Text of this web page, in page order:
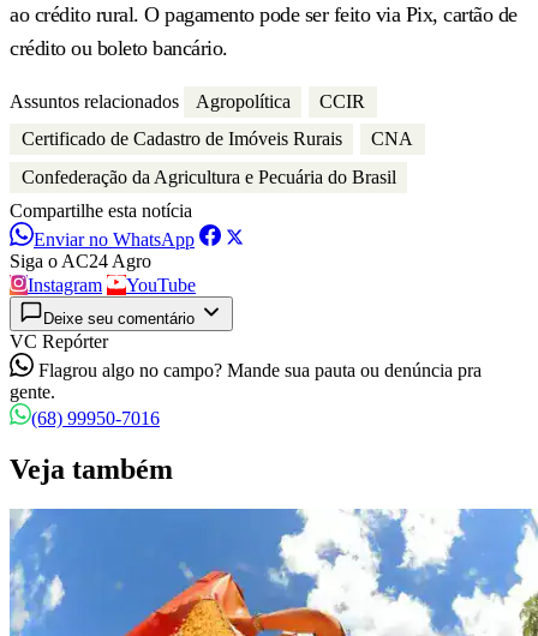
ao crédito rural. O pagamento pode ser feito via Pix, cartão de
crédito ou boleto bancário.
Assuntos relacionados Agropolítica
CCIR
Certificado de Cadastro de Imóveis Rurais
CNA
Confederação da Agricultura e Pecuária do Brasil
Compartilhe esta notícia
Enviar no WhatsApp
Siga o AC24 Agro
Instagram
YouTube
Deixe seu comentário
VC Repórter
Flagrou algo no campo? Mande sua pauta ou denúncia pra
gente.
(68) 99950-7016
Veja também